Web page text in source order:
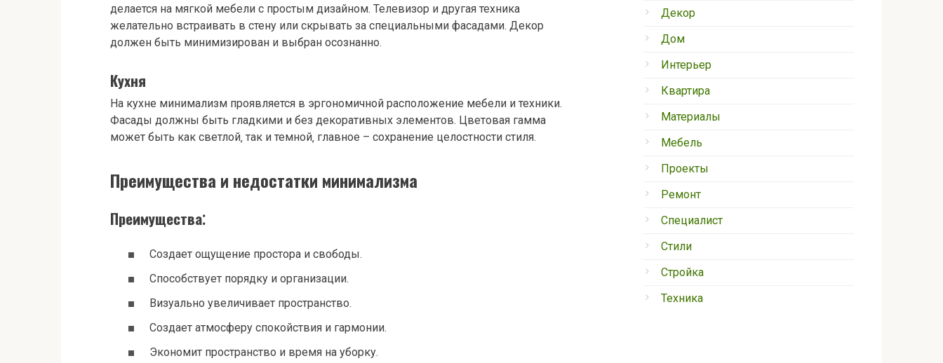
делается на мягкой мебели с простым дизайном. Телевизор и другая техника
желательно встраивать в стену или скрывать за специальными фасадами. Декор
должен быть минимизирован и выбран осознанно.
Кухня
На кухне минимализм проявляется в эргономичной расположение мебели и техники.
Фасады должны быть гладкими и без декоративных элементов. Цветовая гамма
может быть как светлой‚ так и темной‚ главное – сохранение целостности стиля.
Преимущества и недостатки минимализма
Преимущества⁚
Создает ощущение простора и свободы.
Способствует порядку и организации.
Визуально увеличивает пространство.
Создает атмосферу спокойствия и гармонии.
Экономит пространство и время на уборку.
Декор
Дом
Интерьер
Квартира
Материалы
Мебель
Проекты
Ремонт
Специалист
Стили
Стройка
Техника